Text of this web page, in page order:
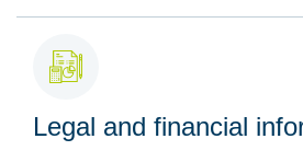
Legal and financial